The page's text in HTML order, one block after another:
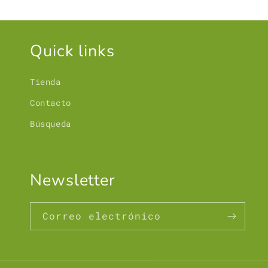
Quick links
Tienda
Contacto
Búsqueda
Newsletter
Correo electrónico